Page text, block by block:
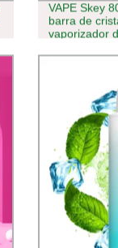
VAPE Skey
barra de
vaporizador